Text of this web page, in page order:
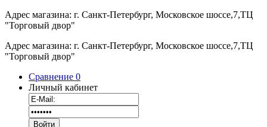
Адрес магазина: г. Санкт-Петербург, Московское шоссе,7,ТЦ
"Торговый двор"
Адрес магазина: г. Санкт-Петербург, Московское шоссе,7,ТЦ
"Торговый двор"
Сравнение 0
Личный кабинет